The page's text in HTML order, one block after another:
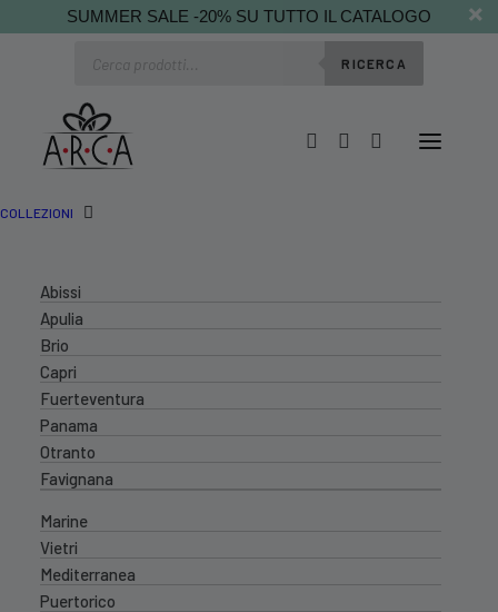
SUMMER SALE -20% SU TUTTO IL CATALOGO
RICERCA
COLLEZIONI
Abissi
Apulia
Brio
Capri
Fuerteventura
Panama
Otranto
Favignana
Marine
Vietri
Mediterranea
Puertorico